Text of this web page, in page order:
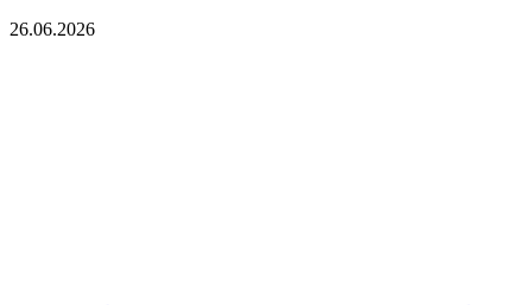
26.06.2026